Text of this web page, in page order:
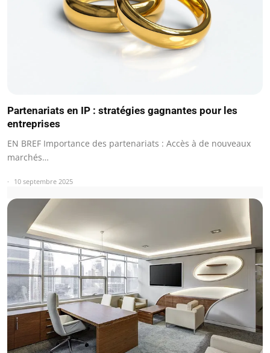
Partenariats en IP : stratégies gagnantes pour les
entreprises
EN BREF Importance des partenariats : Accès à de nouveaux
marchés…
10 septembre 2025